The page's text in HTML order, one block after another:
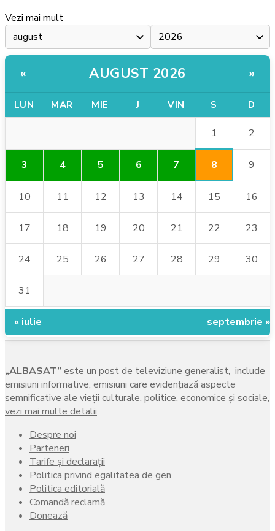
Vezi mai mult
« AUGUST 2026 »
LUN MAR MIE J VIN S D
1 2
3 4 5 6 7 8 9
10 11 12 13 14 15 16
17 18 19 20 21 22 23
24 25 26 27 28 29 30
31
« iulie septembrie »
„ALBASAT” este un post de televiziune generalist, include
emisiuni informative, emisiuni care evidenţiază aspecte
semnificative ale vieţii culturale, politice, economice şi sociale,
vezi mai multe detalii
Despre noi
Parteneri
Tarife și declarații
Politica privind egalitatea de gen
Politica editorială
Comandă reclamă
Donează